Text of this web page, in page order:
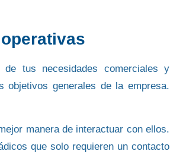
tus necesidades comercialesy
generales de la empresa.
manera de interactuar con ellos.
que solo requieren un contacto